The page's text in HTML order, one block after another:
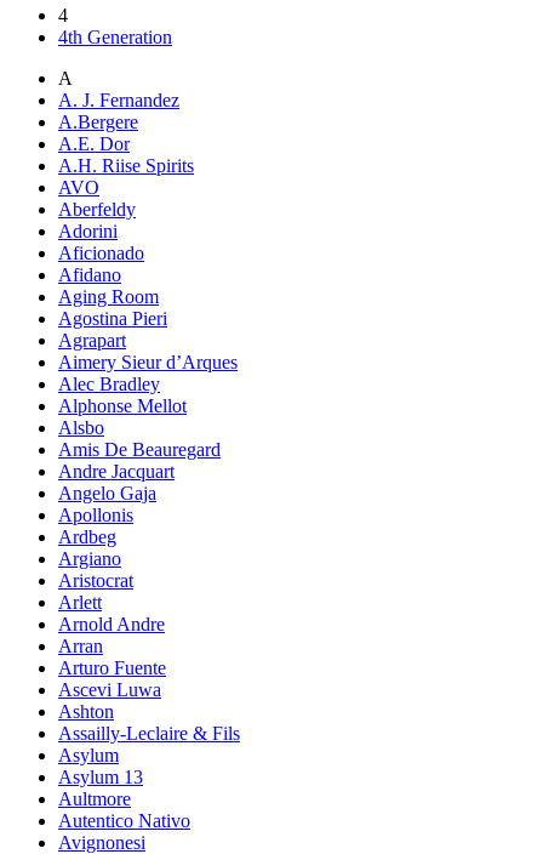
4
4th Generation
A
A. J. Fernandez
A.Bergere
A.E. Dor
A.H. Riise Spirits
AVO
Aberfeldy
Adorini
Aficionado
Afidano
Aging Room
Agostina Pieri
Agrapart
Aimery Sieur d’Arques
Alec Bradley
Alphonse Mellot
Alsbo
Amis De Beauregard
Andre Jacquart
Angelo Gaja
Apollonis
Ardbeg
Argiano
Aristocrat
Arlett
Arnold Andre
Arran
Arturo Fuente
Ascevi Luwa
Ashton
Assailly-Leclaire & Fils
Asylum
Asylum 13
Aultmore
Autentico Nativo
Avignonesi